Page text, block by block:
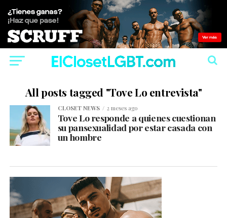
All posts tagged "Tove Lo entrevista"
CLOSET NEWS 2 meses ago
Tove Lo responde a quienes cuestionan
su pansexualidad por estar casada con
un hombre